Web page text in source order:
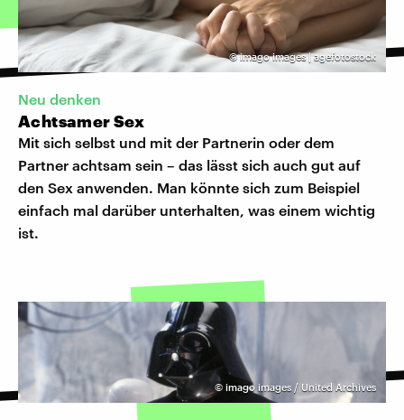
©imago images | agefotostock
Neu denken
Achtsamer Sex
Mit sich selbst und mit der Partnerin oder dem
Partner achtsam sein – das lässt sich auch gut auf
den Sex anwenden. Man könnte sich zum Beispiel
einfach mal darüber unterhalten, was einem wichtig
ist.
© imago images / United Archives